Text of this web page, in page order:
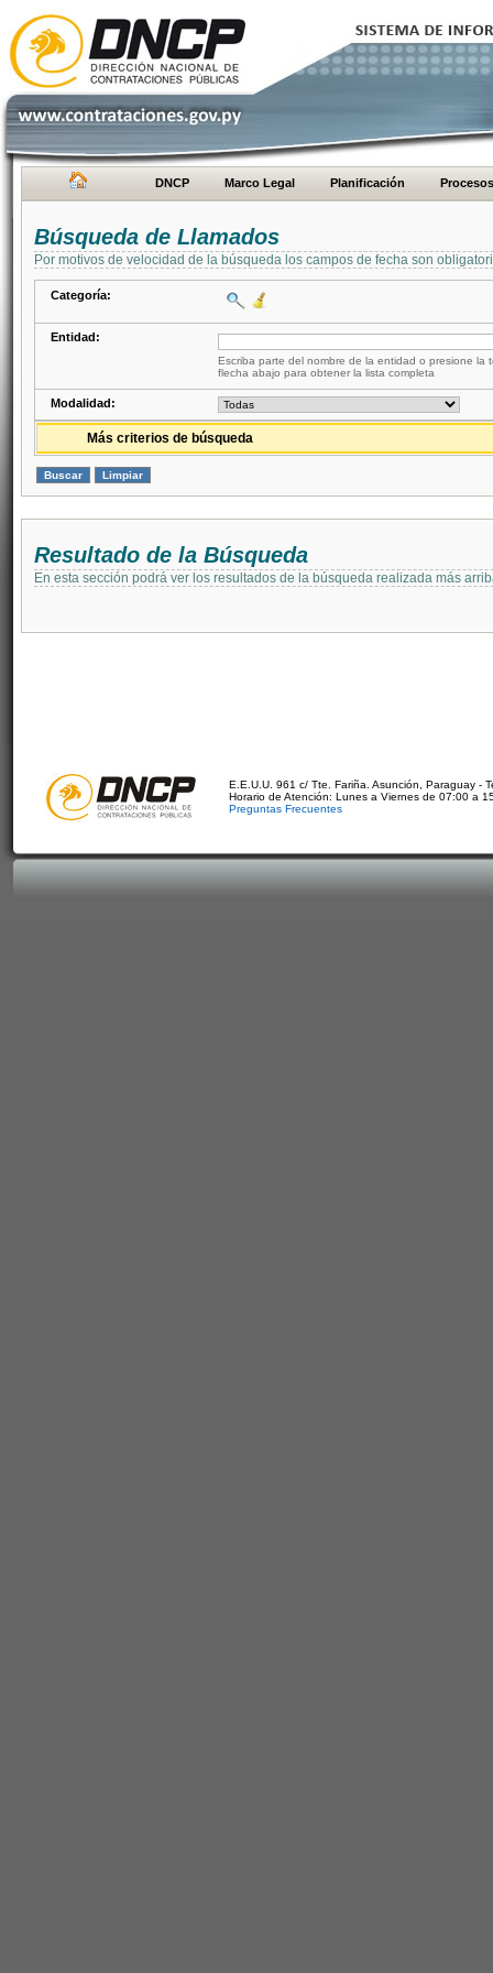
DNCP Marco Legal Planificación Procesos
Búsqueda de Llamados
Por motivos de velocidad de la búsqueda los campos de fecha son
Categoría:
Entidad:
Escriba parte del nombre de la entidad o presione la
flecha abajo para obtener la lista completa
Modalidad:
Más criterios de búsqueda
Resultado de la Búsqueda
En esta sección podrá ver los resultados de la búsqueda realizada más
E.E.U.U. 961 c/ Tte. Fariña. Asunción, Paraguay -
Horario de Atención: Lunes a Viernes de 07:00 a
Preguntas Frecuentes